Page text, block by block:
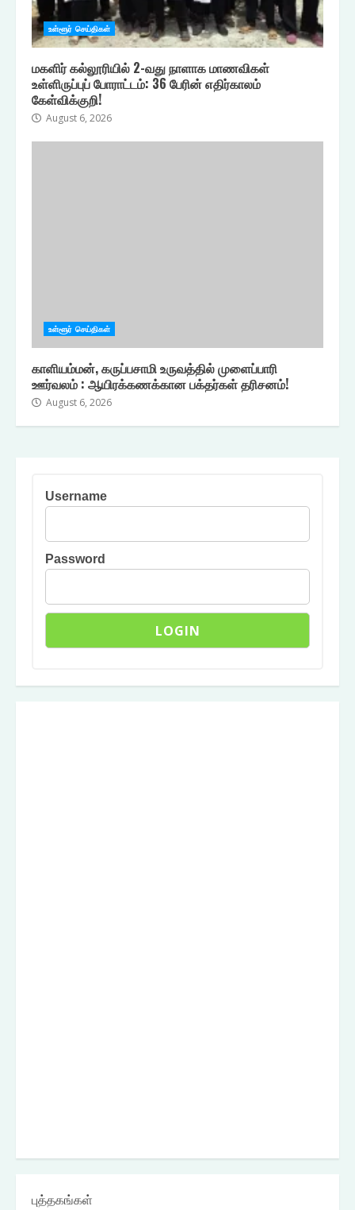
உள்ளூர் செய்திகள்
மகளிர் கல்லூரியில் 2-வது நாளாக மாணவிகள்
உள்ளிருப்புப் போராட்டம்: 36 பேரின் எதிர்காலம்
கேள்விக்குறி!
August 6, 2026
உள்ளூர் செய்திகள்
காளியம்மன், கருப்பசாமி உருவத்தில் முளைப்பாரி
ஊர்வலம் : ஆயிரக்கணக்கான பக்தர்கள் தரிசனம்!
August 6, 2026
Username
Password
புத்தகங்கள்